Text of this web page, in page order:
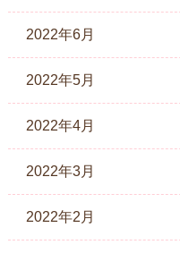
2022年6月
2022年5月
2022年4月
2022年3月
2022年2月